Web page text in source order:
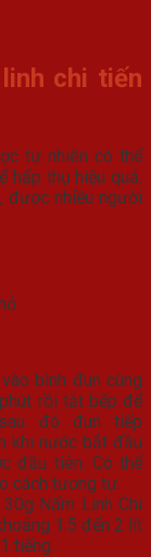
chi tiến
tự nhiên có thể
hấp thụ hiệu quả.
được nhiều người
bình đun cùng
rồi tắt bếp để
đó đun tiếp
khi nước bắt đầu
đầu tiên. Có thể
cách tương tự.
Nấm Linh Chi
1.5 đến 2 lít
tiếng.